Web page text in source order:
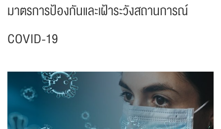
มาตรการป้องกันและเฝ้าระวังสถานการณ์
COVID-19